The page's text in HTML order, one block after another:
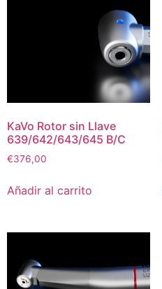
KaVo Rotor sin Llave
639/642/643/645 B/C
€376,00
Añadir al carrito